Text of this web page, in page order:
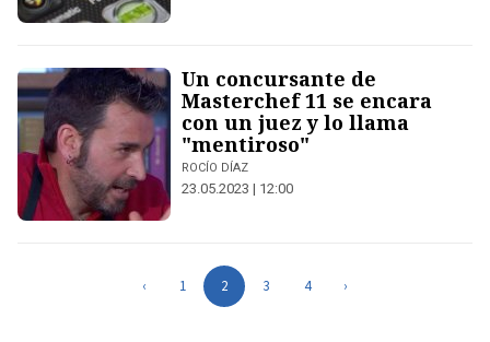
Un concursante de
Masterchef 11 se encara
con un juez y lo llama
"mentiroso"
ROCÍO DÍAZ
23.05.2023 | 12:00
‹ 1 2 3 4 ›